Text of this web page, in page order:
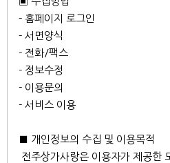
- 홈페이지 로그인
- 서면양식
- 전화/팩스
- 정보수정
- 이용문의
- 서비스 이용
■ 개인정보의 수집 및 이용목적
전주상가사랑은 이용자가 제공한